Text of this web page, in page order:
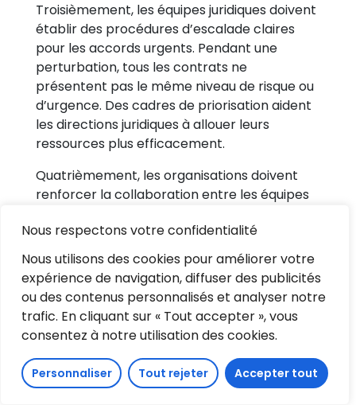
Nous respectons votre confidentialité
Nous utilisons des cookies pour améliorer votre
expérience de navigation, diffuser des publicités
ou des contenus personnalisés et analyser notre
trafic. En cliquant sur « Tout accepter », vous
consentez à notre utilisation des cookies.
Personnaliser Tout rejeter Accepter tout
Troisièmement, les équipes juridiques doivent
établir des procédures d’escalade claires
pour les accords urgents. Pendant une
perturbation, tous les contrats ne
présentent pas le même niveau de risque ou
d’urgence. Des cadres de priorisation aident
les directions juridiques à allouer leurs
ressources plus efficacement.
Quatrièmement, les organisations doivent
renforcer la collaboration entre les équipes
achats, ventes, finance, conformité et RH
jouent tous un rôle dans les workflows
contractuels. Une visibilité partagée réduit
les malentendus et accélère les
approbations.
Cinquièmement, les directions juridiques
doivent investir dans des référentiels
contractuels consultables dotés de